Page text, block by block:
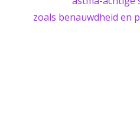
zoals benauwdheid en